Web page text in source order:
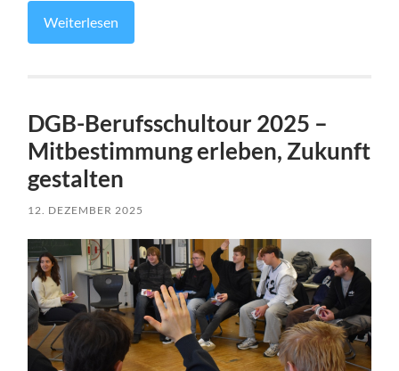
Weiterlesen
DGB-Berufsschultour 2025 –
Mitbestimmung erleben, Zukunft
gestalten
12. DEZEMBER 2025